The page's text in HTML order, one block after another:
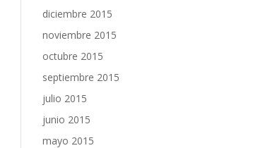
diciembre 2015
noviembre 2015
octubre 2015
septiembre 2015
julio 2015
junio 2015
mayo 2015